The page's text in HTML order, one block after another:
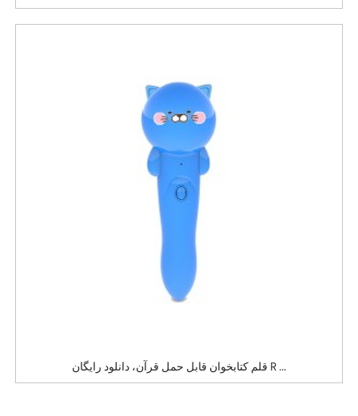
قلم کتابخوان قابل حمل قرآن، دانلود رایگان R ...